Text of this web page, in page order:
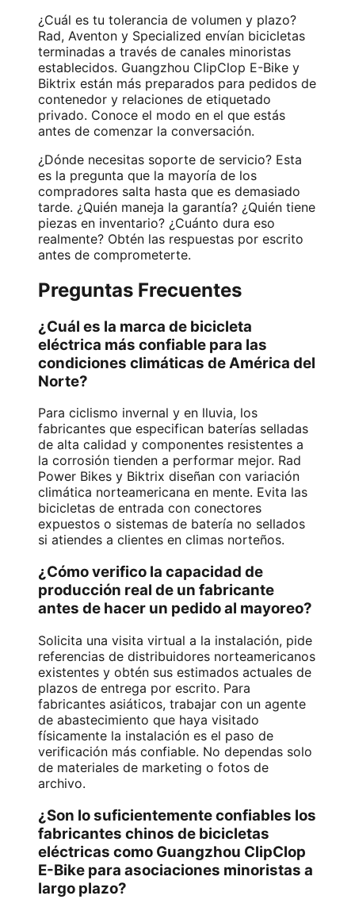
¿Cuál es tu tolerancia de volumen y plazo?
Rad, Aventon y Specialized envían bicicletas
terminadas a través de canales minoristas
establecidos. Guangzhou ClipClop E-Bike y
Biktrix están más preparados para pedidos de
contenedor y relaciones de etiquetado
privado. Conoce el modo en el que estás
antes de comenzar la conversación.
¿Dónde necesitas soporte de servicio? Esta
es la pregunta que la mayoría de los
compradores salta hasta que es demasiado
tarde. ¿Quién maneja la garantía? ¿Quién tiene
piezas en inventario? ¿Cuánto dura eso
realmente? Obtén las respuestas por escrito
antes de comprometerte.
Preguntas Frecuentes
¿Cuál es la marca de bicicleta
eléctrica más confiable para las
condiciones climáticas de América del
Norte?
Para ciclismo invernal y en lluvia, los
fabricantes que especifican baterías selladas
de alta calidad y componentes resistentes a
la corrosión tienden a performar mejor. Rad
Power Bikes y Biktrix diseñan con variación
climática norteamericana en mente. Evita las
bicicletas de entrada con conectores
expuestos o sistemas de batería no sellados
si atiendes a clientes en climas norteños.
¿Cómo verifico la capacidad de
producción real de un fabricante
antes de hacer un pedido al mayoreo?
Solicita una visita virtual a la instalación, pide
referencias de distribuidores norteamericanos
existentes y obtén sus estimados actuales de
plazos de entrega por escrito. Para
fabricantes asiáticos, trabajar con un agente
de abastecimiento que haya visitado
físicamente la instalación es el paso de
verificación más confiable. No dependas solo
de materiales de marketing o fotos de
archivo.
¿Son lo suficientemente confiables los
fabricantes chinos de bicicletas
eléctricas como Guangzhou ClipClop
E-Bike para asociaciones minoristas a
largo plazo?